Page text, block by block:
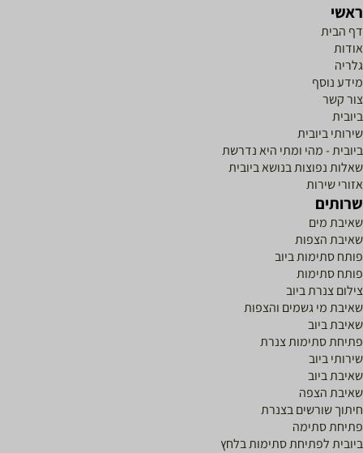
הבית
נוסף
קשר
ביובית
- מהי ומתי היא נדרשת
נפוצות בנושא ביובית
שירות
מים
הצפות
סתימות ביוב
סתימות
צנרת ביוב
מי גשמים והצפות
ביוב
סתימות צנרת
ביוב
ביוב
הצפה
שורשים בצנרת
סתימה
לפתיחת סתימות בלחץ